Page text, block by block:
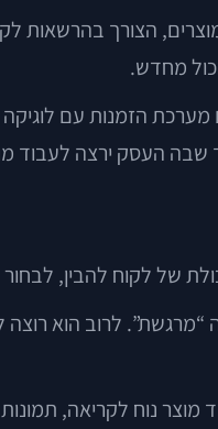
הצורך
מחדש.
מערכת הזמנות עם
שבה העסק ירצה לעבוד
של לקוח להבין,
לרוב הוא
מוצר נוח לקריאה,